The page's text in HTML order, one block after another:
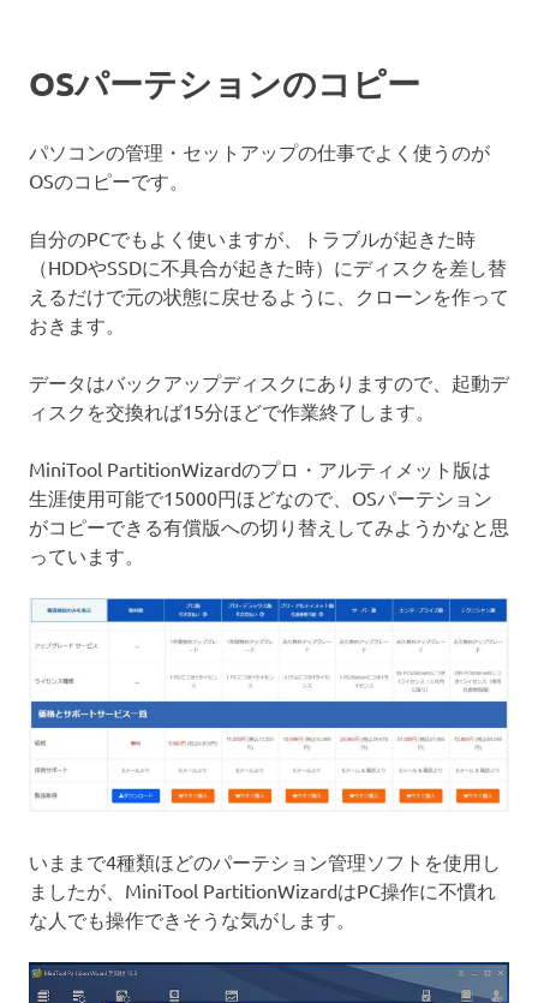
OSパーテションのコピー
パソコンの管理・セットアップの仕事でよく使うのが
OSのコピーです。
自分のPCでもよく使いますが、トラブルが起きた時
（HDDやSSDに不具合が起きた時）にディスクを差し替
えるだけで元の状態に戻せるように、クローンを作って
おきます。
データはバックアップディスクにありますので、起動デ
ィスクを交換れば15分ほどで作業終了します。
MiniTool PartitionWizardのプロ・アルティメット版は
生涯使用可能で15000円ほどなので、OSパーテション
がコピーできる有償版への切り替えしてみようかなと思
っています。
いままで4種類ほどのパーテション管理ソフトを使用し
ましたが、MiniTool PartitionWizardはPC操作に不慣れ
な人でも操作できそうな気がします。